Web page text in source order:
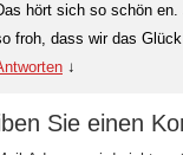
hört sich so schön
froh, dass wir das
↓
Sie einen